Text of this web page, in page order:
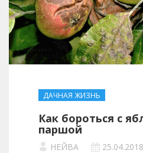
ДАЧНАЯ ЖИЗНЬ
Как бороться с
паршой
НЕЙВА
25.04.2018